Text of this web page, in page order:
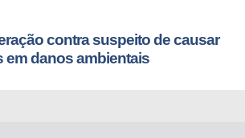
contra suspeito de causar
em danos ambientais